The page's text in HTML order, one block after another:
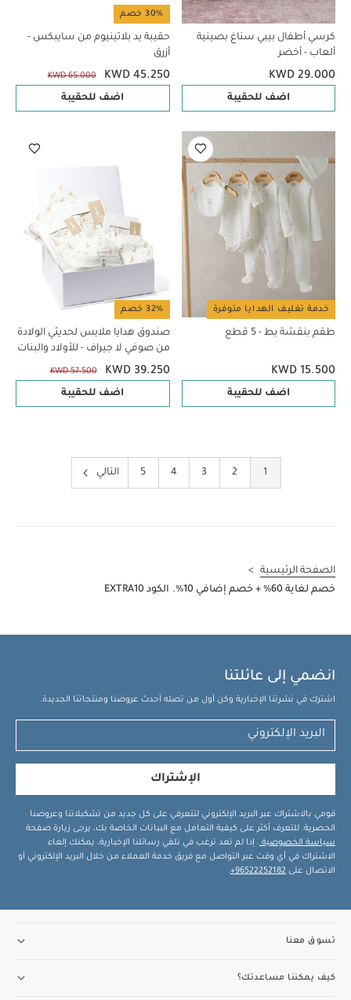
كرسي أطفال بيبي سناغ بصينية
ألعاب - أخضر
KWD 29.000
اضف للحقيبة
30% خصم
حقيبة يد بلاتينيوم من سايبكس -
أزرق
KWD 45.250
KWD 65.000
اضف للحقيبة
خدمة تغليف الهدايا متوفرة
طقم بنقشة بط - 5 قطع
KWD 15.500
اضف للحقيبة
32% خصم
صندوق هدايا ملابس لحديثي الولادة
من صوفي لا جيراف - للأولاد والبنات
KWD 39.250
KWD 57.500
اضف للحقيبة
1
2
3
4
5 التالي
الصفحة الرئيسية >
خصم لغاية 60% + خصم إضافي 10%. الكود EXTRA10
انضمي إلى عائلتنا
اشترك في نشرتنا الإخبارية وكن أول من تصله أحدث عروضنا ومنتجاتنا الجديدة.
الإشتراك
قومي بالاشتراك عبر البريد الإلكتروني لتتعرفي على كل جديد من تشكيلاتنا وعروضنا
الحصرية. للتعرف أكثر على كيفية التعامل مع البيانات الخاصة بك، يرجى زيارة صفحة
سياسة الخصوصية . إذا لم تعد ترغب في تلقي رسائلنا الإخبارية، يمكنك إلغاء
الاشتراك في أي وقت عبر التواصل مع فريق خدمة العملاء من خلال البريد الإلكتروني أو
الاتصال على 96522252182+
.
تسوق معنا
كيف يمكننا مساعدتك؟